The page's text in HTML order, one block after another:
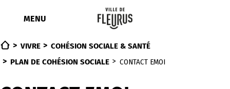
contenuMENU
VIVRE
COHÉSION SOCIALE & SANTÉ
PLAN DE COHÉSION SOCIALE
CONTACT EMOI